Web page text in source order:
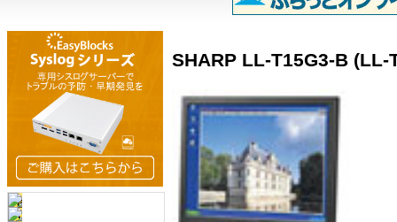
SHARP LL-T15G3-B (LL-